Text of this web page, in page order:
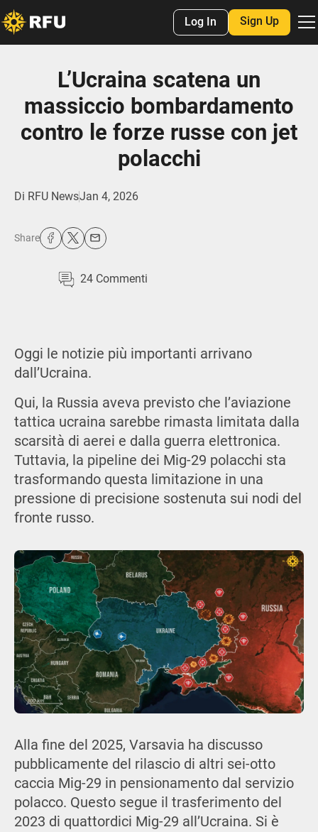
Log In Sign Up
L’Ucraina scatena un
massiccio bombardamento
contro le forze russe con jet
polacchi
Di RFU NewsJan 4, 2026
Share
24 Commenti
Oggi le notizie più importanti arrivano
dall’Ucraina.
Qui, la Russia aveva previsto che l’aviazione
tattica ucraina sarebbe rimasta limitata dalla
scarsità di aerei e dalla guerra elettronica.
Tuttavia, la pipeline dei Mig-29 polacchi sta
trasformando questa limitazione in una
pressione di precisione sostenuta sui nodi del
fronte russo.
Alla fine del 2025, Varsavia ha discusso
pubblicamente del rilascio di altri sei-otto
caccia Mig-29 in pensionamento dal servizio
polacco. Questo segue il trasferimento del
2023 di quattordici Mig-29 all’Ucraina. Si è